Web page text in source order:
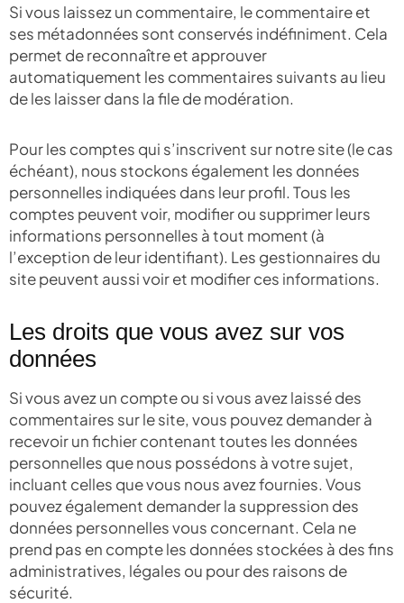
Si vous laissez un commentaire, le commentaire et
ses métadonnées sont conservés indéfiniment. Cela
permet de reconnaître et approuver
automatiquement les commentaires suivants au lieu
de les laisser dans la file de modération.
Pour les comptes qui s’inscrivent sur notre site (le cas
échéant), nous stockons également les données
personnelles indiquées dans leur profil. Tous les
comptes peuvent voir, modifier ou supprimer leurs
informations personnelles à tout moment (à
l’exception de leur identifiant). Les gestionnaires du
site peuvent aussi voir et modifier ces informations.
Les droits que vous avez sur vos
données
Si vous avez un compte ou si vous avez laissé des
commentaires sur le site, vous pouvez demander à
recevoir un fichier contenant toutes les données
personnelles que nous possédons à votre sujet,
incluant celles que vous nous avez fournies. Vous
pouvez également demander la suppression des
données personnelles vous concernant. Cela ne
prend pas en compte les données stockées à des fins
administratives, légales ou pour des raisons de
sécurité.